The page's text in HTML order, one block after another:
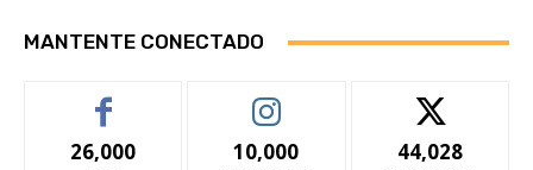
MANTENTE CONECTADO
26,000 10,000 44,028